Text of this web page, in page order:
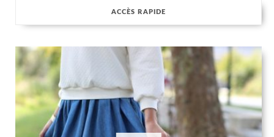
ACCÈS RAPIDE